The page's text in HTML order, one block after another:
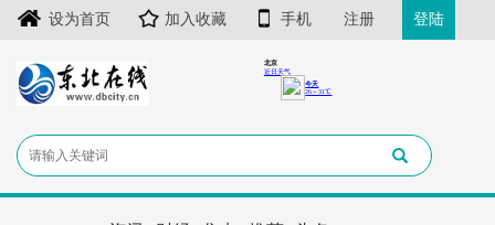
设为首页 加入收藏 手机 注册 登陆